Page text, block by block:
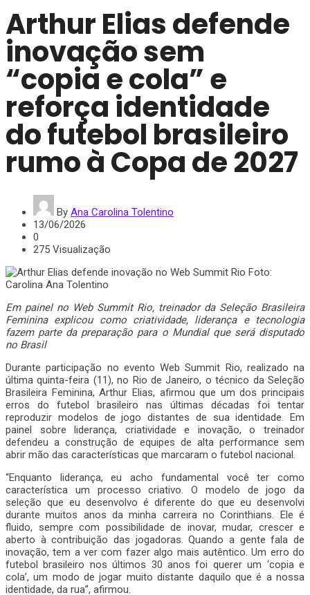
Arthur Elias defende
inovação sem
“copia e cola” e
reforça identidade
do futebol brasileiro
rumo à Copa de 2027
By Ana Carolina Tolentino
13/06/2026
0
275 Visualização
Em painel no Web Summit Rio, treinador da Seleção Brasileira
Feminina explicou como criatividade, liderança e tecnologia
fazem parte da preparação para o Mundial que será disputado
no Brasil
Durante participação no evento Web Summit Rio, realizado na
última quinta-feira (11), no Rio de Janeiro, o técnico da Seleção
Brasileira Feminina, Arthur Elias, afirmou que um dos principais
erros do futebol brasileiro nas últimas décadas foi tentar
reproduzir modelos de jogo distantes de sua identidade. Em
painel sobre liderança, criatividade e inovação, o treinador
defendeu a construção de equipes de alta performance sem
abrir mão das características que marcaram o futebol nacional.
“Enquanto liderança, eu acho fundamental você ter como
característica um processo criativo. O modelo de jogo da
seleção que eu desenvolvo é diferente do que eu desenvolvi
durante muitos anos da minha carreira no Corinthians. Ele é
fluido, sempre com possibilidade de inovar, mudar, crescer e
aberto à contribuição das jogadoras. Quando a gente fala de
inovação, tem a ver com fazer algo mais autêntico. Um erro do
futebol brasileiro nos últimos 30 anos foi querer um ‘copia e
cola’, um modo de jogar muito distante daquilo que é a nossa
identidade, da rua”, afirmou.